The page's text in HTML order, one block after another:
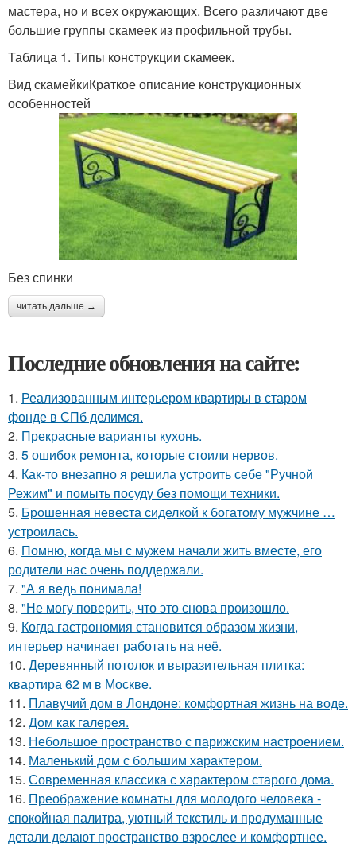
мастера, но и всех окружающих. Всего различают две
большие группы скамеек из профильной трубы.
Таблица 1. Типы конструкции скамеек.
Вид скамейкиКраткое описание конструкционных
особенностей
Без спинки
читать дальше →
Последние обновления на сайте:
1. Реализованным интерьером квартиры в старом
фонде в СПб делимся.
2. Прекрасные варианты кухонь.
3. 5 ошибок ремонта, которые стоили нервов.
4. Как-то внезапно я решила устроить себе "Ручной
Режим" и помыть посуду без помощи техники.
5. Брошенная невеста сиделкой к богатому мужчине …
устроилась.
6. Помню, когда мы с мужем начали жить вместе, его
родители нас очень поддержали.
7. "А я ведь понимала!
8. "Не могу поверить, что это снова произошло.
9. Когда гастрономия становится образом жизни,
интерьер начинает работать на неё.
10. Деревянный потолок и выразительная плитка:
квартира 62 м в Москве.
11. Плавучий дом в Лондоне: комфортная жизнь на воде.
12. Дом как галерея.
13. Небольшое пространство с парижским настроением.
14. Маленький дом с большим характером.
15. Современная классика с характером старого дома.
16. Преображение комнаты для молодого человека -
спокойная палитра, уютный текстиль и продуманные
детали делают пространство взрослее и комфортнее.